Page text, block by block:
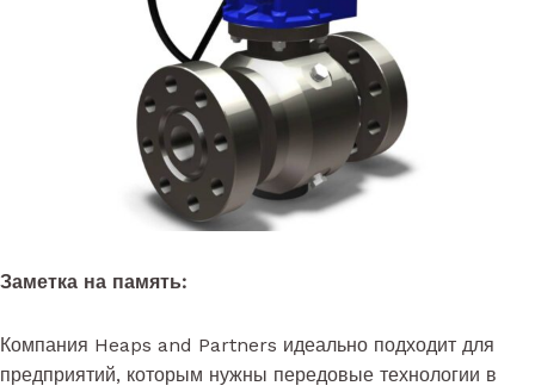
Заметка на память:
Компания Heaps and Partners идеально подходит для
предприятий, которым нужны передовые технологии в